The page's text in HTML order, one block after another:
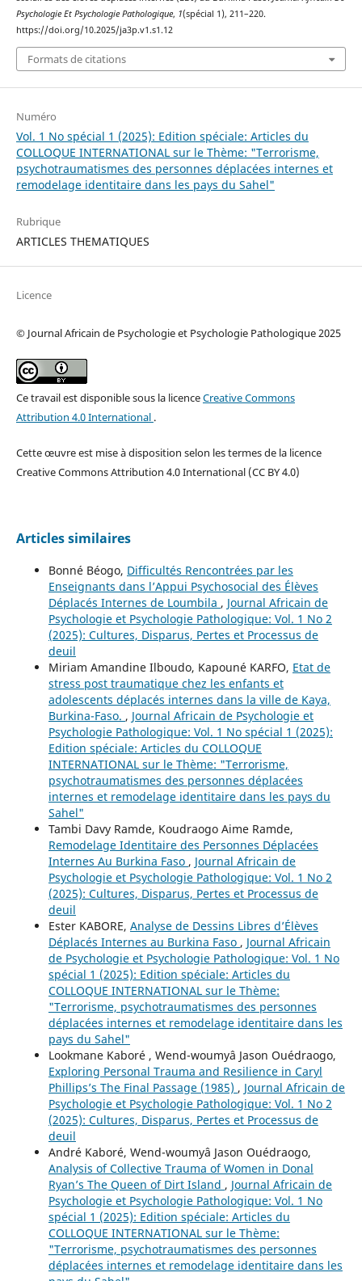
Psychologie Et Psychologie Pathologique, 1(spécial 1), 211–220.
https://doi.org/10.2025/ja3p.v1.s1.12
Formats de citations
Numéro
Vol. 1 No spécial 1 (2025): Edition spéciale: Articles du
COLLOQUE INTERNATIONAL sur le Thème: "Terrorisme,
psychotraumatismes des personnes déplacées internes et
remodelage identitaire dans les pays du Sahel"
Rubrique
ARTICLES THEMATIQUES
Licence
© Journal Africain de Psychologie et Psychologie Pathologique 2025
Ce travail est disponible sous la licenceCreative Commons
Attribution 4.0 International .
Cette œuvre est mise à disposition selon les termes de la licence
Creative Commons Attribution 4.0 International (CC BY 4.0)
Articles similaires
Bonné Béogo, Difficultés Rencontrées par les
Enseignants dans l’Appui Psychosocial des Élèves
Déplacés Internes de Loumbila , Journal Africain de
Psychologie et Psychologie Pathologique: Vol. 1 No 2
(2025): Cultures, Disparus, Pertes et Processus de
deuil
Miriam Amandine Ilboudo, Kapouné KARFO, Etat de
stress post traumatique chez les enfants et
adolescents déplacés internes dans la ville de Kaya,
Burkina-Faso. , Journal Africain de Psychologie et
Psychologie Pathologique: Vol. 1 No spécial 1 (2025):
Edition spéciale: Articles du COLLOQUE
INTERNATIONAL sur le Thème: "Terrorisme,
psychotraumatismes des personnes déplacées
internes et remodelage identitaire dans les pays du
Sahel"
Tambi Davy Ramde, Koudraogo Aime Ramde,
Remodelage Identitaire des Personnes Déplacées
Internes Au Burkina Faso , Journal Africain de
Psychologie et Psychologie Pathologique: Vol. 1 No 2
(2025): Cultures, Disparus, Pertes et Processus de
deuil
Ester KABORE, Analyse de Dessins Libres d’Élèves
Déplacés Internes au Burkina Faso , Journal Africain
de Psychologie et Psychologie Pathologique: Vol. 1 No
spécial 1 (2025): Edition spéciale: Articles du
COLLOQUE INTERNATIONAL sur le Thème:
"Terrorisme, psychotraumatismes des personnes
déplacées internes et remodelage identitaire dans les
pays du Sahel"
Lookmane Kaboré , Wend-woumyâ Jason Ouédraogo,
Exploring Personal Trauma and Resilience in Caryl
Phillips’s The Final Passage (1985) , Journal Africain de
Psychologie et Psychologie Pathologique: Vol. 1 No 2
(2025): Cultures, Disparus, Pertes et Processus de
deuil
André Kaboré, Wend-woumyâ Jason Ouédraogo,
Analysis of Collective Trauma of Women in Donal
Ryan’s The Queen of Dirt Island , Journal Africain de
Psychologie et Psychologie Pathologique: Vol. 1 No
spécial 1 (2025): Edition spéciale: Articles du
COLLOQUE INTERNATIONAL sur le Thème:
"Terrorisme, psychotraumatismes des personnes
déplacées internes et remodelage identitaire dans les